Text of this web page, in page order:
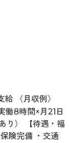
〈月収例〉
8時間×月21日
り） 【待遇・福
険完備 ・交通